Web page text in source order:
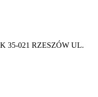
35-021 RZESZÓW UL.